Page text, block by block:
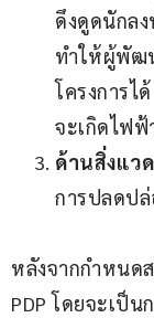
ดึงดูดนักล
ทำให้ผู้พัฒ
โครงการไ
จะเกิดไฟฟ้
ด้านสิ่งแว
การปลดป
หลังจากกำหนด
PDP โดยจะเป็